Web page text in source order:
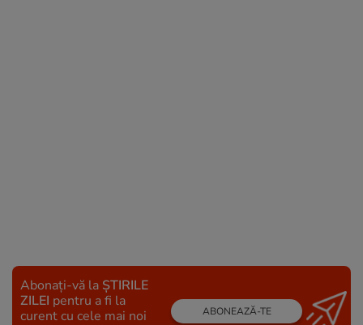
Abonați-vă la ȘTIRILE
ZILEI pentru a fi la
curent cu cele mai noi
ABONEAZĂ-TE